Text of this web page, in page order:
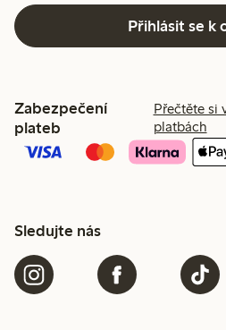
Přihlásit se k
Zabezpečení
plateb
Přečtěte si
platbách
Sledujte nás